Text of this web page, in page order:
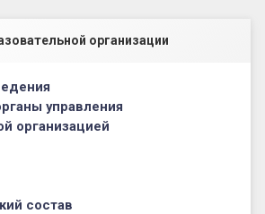
организации
управления
организацией
состав